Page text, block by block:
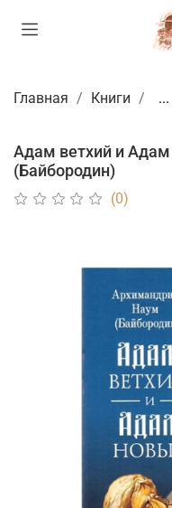
Главная Книги ...
Адам ветхий и
(Байбородин)
(0)